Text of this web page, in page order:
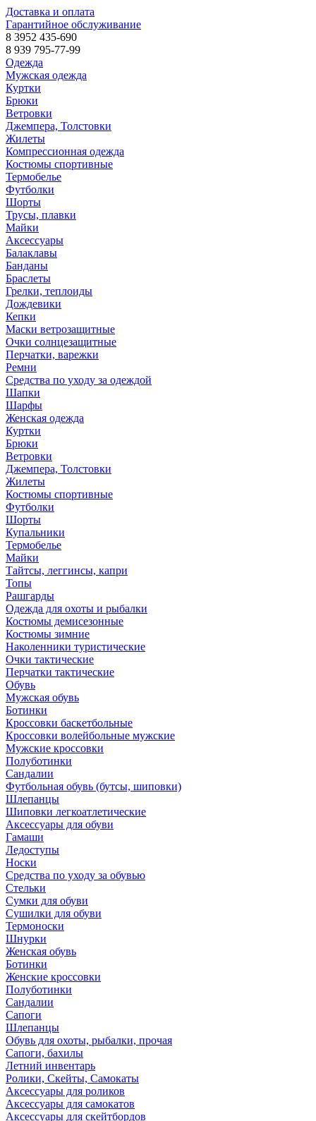
Доставка и оплата
Гарантийное обслуживание
8 3952 435-690
8 939 795-77-99
Одежда
Мужская одежда
Куртки
Брюки
Ветровки
Джемпера, Толстовки
Жилеты
Компрессионная одежда
Костюмы спортивные
Термобелье
Футболки
Шорты
Трусы, плавки
Майки
Аксессуары
Балаклавы
Банданы
Браслеты
Грелки, теплоиды
Дождевики
Кепки
Маски ветрозащитные
Очки солнцезащитные
Перчатки, варежки
Ремни
Средства по уходу за одеждой
Шапки
Шарфы
Женская одежда
Куртки
Брюки
Ветровки
Джемпера, Толстовки
Жилеты
Костюмы спортивные
Футболки
Шорты
Купальники
Термобелье
Майки
Тайтсы, леггинсы, капри
Топы
Рашгарды
Одежда для охоты и рыбалки
Костюмы демисезонные
Костюмы зимние
Наколенники туристические
Очки тактические
Перчатки тактические
Обувь
Мужская обувь
Ботинки
Кроссовки баскетбольные
Кроссовки волейбольные мужские
Мужские кроссовки
Полуботинки
Сандалии
Футбольная обувь (бутсы, шиповки)
Шлепанцы
Шиповки легкоатлетические
Аксессуары для обуви
Гамаши
Ледоступы
Носки
Средства по уходу за обувью
Стельки
Сумки для обуви
Сушилки для обуви
Термоноски
Шнурки
Женская обувь
Ботинки
Женские кроссовки
Полуботинки
Сандалии
Сапоги
Шлепанцы
Обувь для охоты, рыбалки, прочая
Сапоги, бахилы
Летний инвентарь
Ролики, Скейты, Самокаты
Аксессуары для роликов
Аксессуары для самокатов
Аксессуары для скейтбордов